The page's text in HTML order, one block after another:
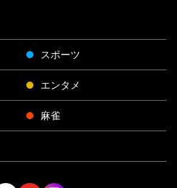
スポーツ
エンタメ
麻雀